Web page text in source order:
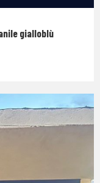
gialloblù